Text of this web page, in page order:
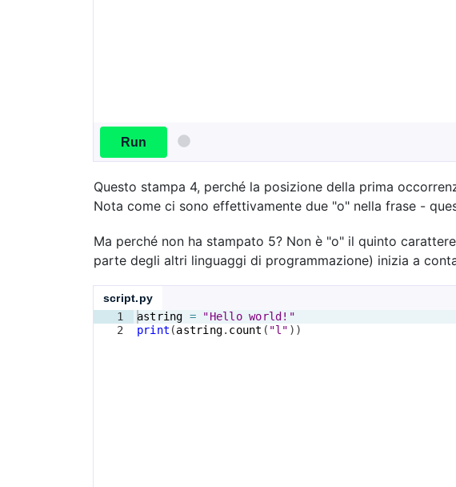
Run
Questo stampa 4, perché la posizione della prima
Nota come ci sono effettivamente due "o" nella frase -
Ma perché non ha stampato 5? Non è "o" il quinto
parte degli altri linguaggi di programmazione) inizia a
script.py
1
2
astring =
"Hello world!"
print (astring. count ( "l" ))